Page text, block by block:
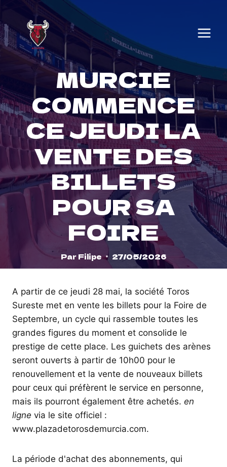
to
content
MURCIE
COMMENCE
CE JEUDI LA
VENTE DES
BILLETS
POUR SA
FOIRE
Par Filipe 27/05/2026
A partir de ce jeudi 28 mai, la société Toros
Sureste met en vente les billets pour la Foire de
Septembre, un cycle qui rassemble toutes les
grandes figures du moment et consolide le
prestige de cette place. Les guichets des arènes
seront ouverts à partir de 10h00 pour le
renouvellement et la vente de nouveaux billets
pour ceux qui préfèrent le service en personne,
mais ils pourront également être achetés. en
ligne via le site officiel :
www.plazadetorosdemurcia.com.
La période d'achat des abonnements, qui